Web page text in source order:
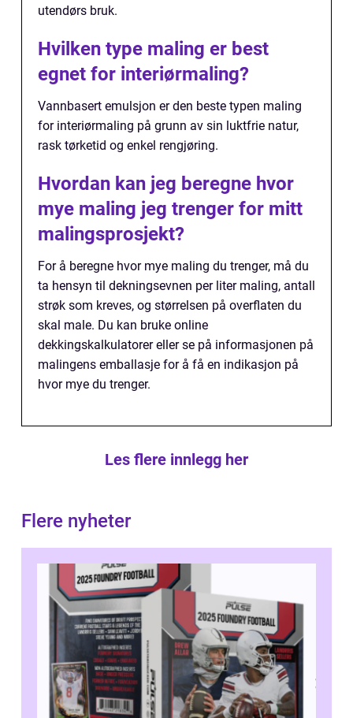
utendørs bruk.
Hvilken type maling er best
egnet for interiørmaling?
Vannbasert emulsjon er den beste typen maling
for interiørmaling på grunn av sin luktfrie natur,
rask tørketid og enkel rengjøring.
Hvordan kan jeg beregne hvor
mye maling jeg trenger for mitt
malingsprosjekt?
For å beregne hvor mye maling du trenger, må du
ta hensyn til dekningsevnen per liter maling, antall
strøk som kreves, og størrelsen på overflaten du
skal male. Du kan bruke online
dekkingskalkulatorer eller se på informasjonen på
malingens emballasje for å få en indikasjon på
hvor mye du trenger.
Les flere innlegg her
Flere nyheter